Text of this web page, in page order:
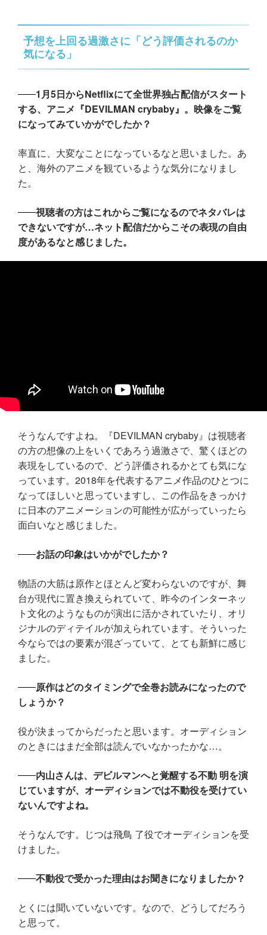
予想を上回る過激さに「どう評価されるのか
気になる」
1月5日からNetflixにて全世界独占配信がスタート
する、アニメ『DEVILMAN crybaby』。映像をご覧
になってみていかがでしたか？
率直に、大変なことになっているなと思いました。あ
と、海外のアニメを観ているような気分になりまし
た。
視聴者の方はこれからご覧になるのでネタバレは
できないですが…ネット配信だからこその表現の自由
度があるなと感じました。
そうなんですよね。『DEVILMAN crybaby』は視聴者
の方の想像の上をいくであろう過激さで、驚くほどの
表現をしているので、どう評価されるかとても気にな
っています。2018年を代表するアニメ作品のひとつに
なってほしいと思っていますし、この作品をきっかけ
に日本のアニメーションの可能性が広がっていったら
面白いなと感じました。
お話の印象はいかがでしたか？
物語の大筋は原作とほとんど変わらないのですが、舞
台が現代に置き換えられていて、昨今のインターネッ
ト文化のようなものが演出に活かされていたり、オリ
ジナルのディテイルが加えられています。そういった
今ならではの要素が混ざっていて、とても新鮮に感じ
ました。
原作はどのタイミングで全巻お読みになったので
しょうか？
役が決まってからだったと思います。オーディション
のときにはまだ全部は読んでいなかったかな…。
内山さんは、デビルマンへと覚醒する不動 明を演
じていますが、オーディションでは不動役を受けてい
ないんですよね。
そうなんです。じつは飛鳥 了役でオーディションを受
けました。
不動役で受かった理由はお聞きになりましたか？
とくには聞いていないです。なので、どうしてだろう
と思って。